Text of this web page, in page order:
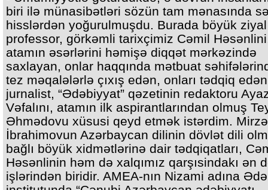
biri ilə münasibətləri sözün tam mənasında
hisslərdən yoğurulmuşdu. Burada böyük
professor, görkəmli tarixçimiz Cəmil
atamın əsərlərini həmişə diqqət mərkəzində
saxlayan, onlar haqqında mətbuat
tez məqalələrlə çıxış edən, onları tədqiq
jurnalist, “Ədəbiyyat” qəzetinin redaktoru
Vəfalını, atamın ilk aspirantlarından olmuş
Əhmədovu xüsusi qeyd etmək istərdim. Mirzə
İbrahimovun Azərbaycan dilinin dövlət dili
bağlı böyük xidmətlərinə dair tədqiqatları,
Həsənlinin həm də xalqımız qarşısindakı ən
işlərindən biridir. AMEA-nın Nizami adına